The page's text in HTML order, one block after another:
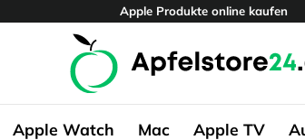
Apple Produkte online kaufen
Apple Watch Mac Apple TV